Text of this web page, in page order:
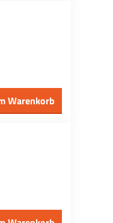
Warenkorb